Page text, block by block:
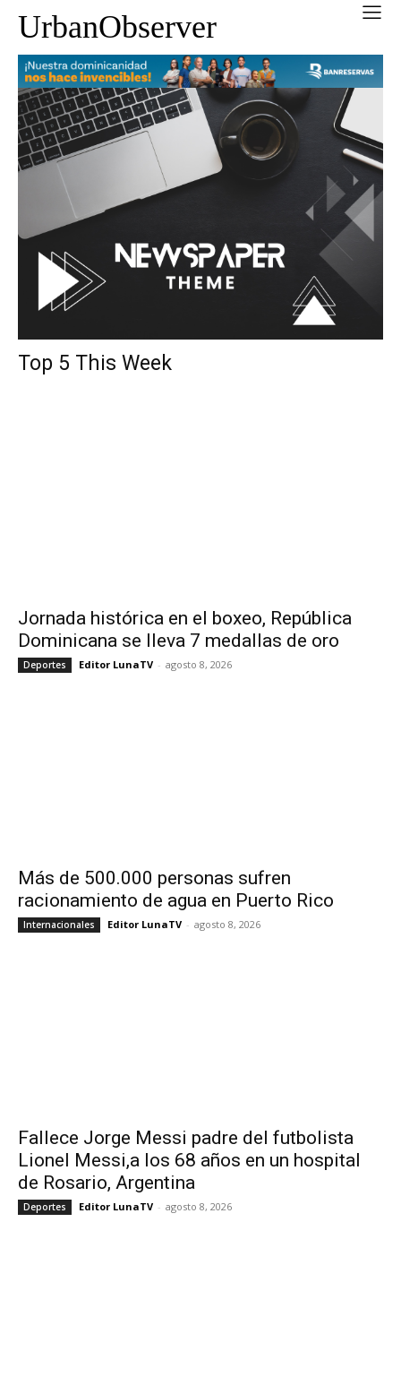
UrbanObserver
Top 5 This Week
Jornada histórica en el boxeo, República
Dominicana se lleva 7 medallas de oro
Deportes Editor LunaTV - agosto 8, 2026
Más de 500.000 personas sufren
racionamiento de agua en Puerto Rico
Internacionales Editor LunaTV - agosto 8, 2026
Fallece Jorge Messi padre del futbolista
Lionel Messi,a los 68 años en un hospital
de Rosario, Argentina
Deportes Editor LunaTV - agosto 8, 2026